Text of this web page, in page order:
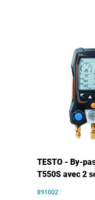
TESTO - By-
T550S avec 2
891002